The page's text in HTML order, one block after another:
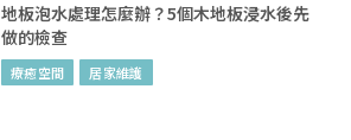
地板泡水處理怎麼辦？5個木地板浸水後先
做的檢查
療癒空間 居家維護